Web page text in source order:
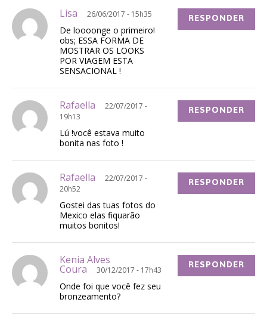
Lisa 26/06/2017 - 15h35
De loooonge o primeiro!
obs; ESSA FORMA DE
MOSTRAR OS LOOKS
POR VIAGEM ESTA
SENSACIONAL !
RESPONDER
Rafaella
22/07/2017 -
19h13
Lú !você estava muito
bonita nas foto !
RESPONDER
Rafaella
22/07/2017 -
20h52
Gostei das tuas fotos do
Mexico elas fiquarão
muitos bonitos!
RESPONDER
Kenia Alves
Coura 30/12/2017 - 17h43
Onde foi que você fez seu
bronzeamento?
RESPONDER